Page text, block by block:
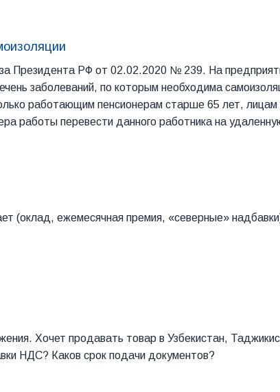
Президента РФ от 02.02.2020 № 239. На
заболеваний, по которым необходима
работающим пенсионерам старше 65 лет, лицам
работы перевести данного работника на
(оклад, ежемесячная премия, «северные»
Хочет продавать товар в Узбекистан,
НДС? Каков срок подачи документов?